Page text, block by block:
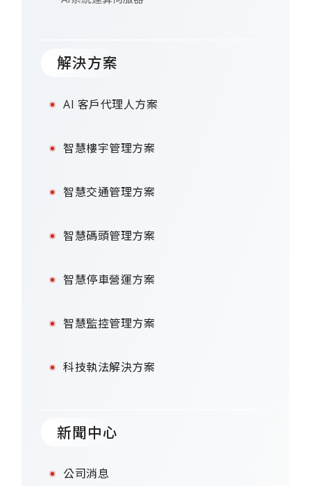
解決方案
AI 客戶代理人方案
智慧樓宇管理方案
智慧交通管理方案
智慧碼頭管理方案
智慧停車營運方案
智慧監控管理方案
科技執法解決方案
新聞中心
公司消息